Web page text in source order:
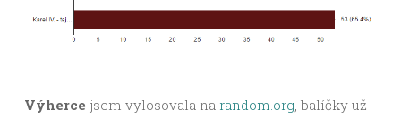
Výherce jsem vylosovala na random.org, balíčky už